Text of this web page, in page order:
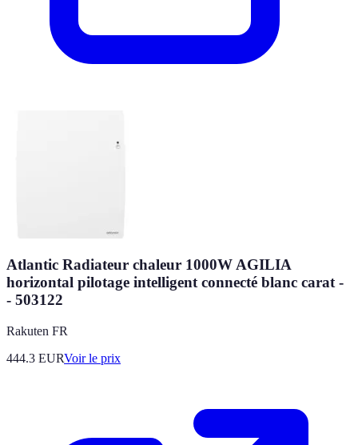
Atlantic Radiateur chaleur 1000W AGILIA
horizontal pilotage intelligent connecté blanc carat -
- 503122
Rakuten FR
444.3 EURVoir le prix